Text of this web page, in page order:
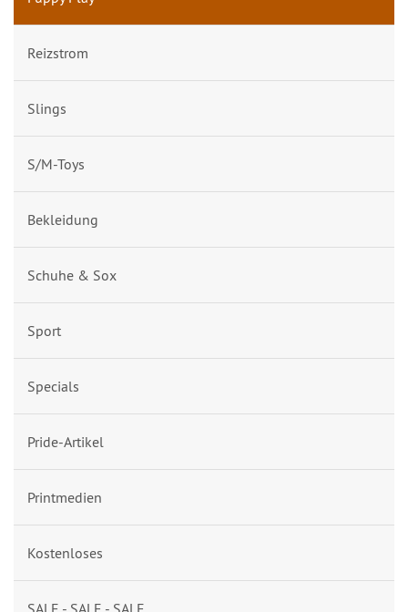
Reizstrom
Slings
S/M-Toys
Bekleidung
Schuhe & Sox
Sport
Specials
Pride-Artikel
Printmedien
Kostenloses
SALE - SALE - SALE